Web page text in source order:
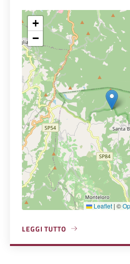
+
−
Leaflet | ©
LEGGI TUTTO
A PROPOSITO DI SANTUARIO